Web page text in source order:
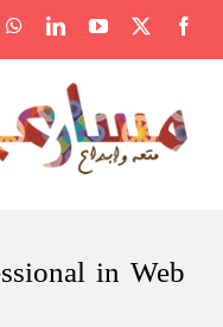
to
content
Facebook
X
YouTube
in Web